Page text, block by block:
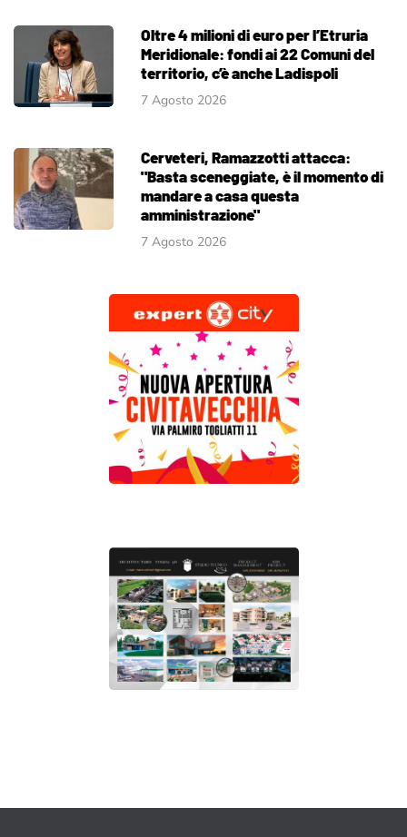
Oltre 4 milioni di euro per l’Etruria
Meridionale: fondi ai 22 Comuni del
territorio, c’è anche Ladispoli
7 Agosto 2026
Cerveteri, Ramazzotti attacca:
"Basta sceneggiate, è il momento di
mandare a casa questa
amministrazione"
7 Agosto 2026